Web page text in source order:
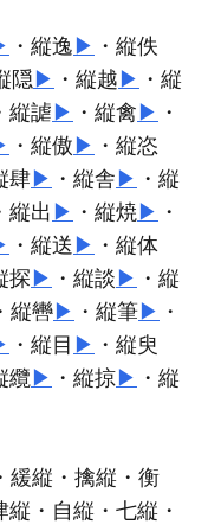
・縦逸 ▶ ・縦佚
隠 ▶ ・縦越 ▶ ・縦
縦謔 ▶ ・縦禽 ▶ ・
・縦傲 ▶ ・縦恣
肆 ▶ ・縦舎 ▶ ・縦
縦出 ▶ ・縦焼 ▶ ・
・縦送 ▶ ・縦体
探 ▶ ・縦談 ▶ ・縦
縦轡▶ ・縦筆 ▶ ・
・縦目 ▶ ・縦臾
纜 ▶ ・縦掠 ▶ ・縦
緩縦・擒縦・衡
・自縦・七縦・